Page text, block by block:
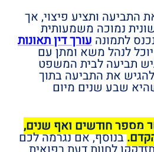
התביעה ותציע פיצוי, אך
נמוכה משמעותית
לתמונה עורך דין תאונות
לנהל משא ומתן עם
תביעה לבית המשפט
את התביעה בתוך
שבע שנים מיום
מספר חודשים ואף שנים,
בנוסף, אם נגרמה לכם